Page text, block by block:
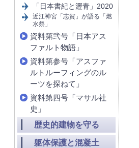
「日本書紀と瀝青」2020
近江神宮「志賀」が語る「燃
水祭」
資料第弐号「日本アス
ファルト物語」
資料第参号「アスファ
ルトルーフィングのル
ーツを探ねて」
資料第四号「マサル社
史」
歴史的建物を守る
躯体保護と混凝土